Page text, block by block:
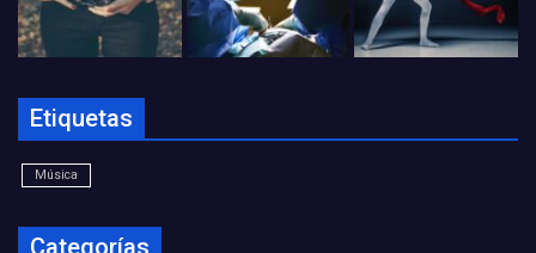
Etiquetas
Música